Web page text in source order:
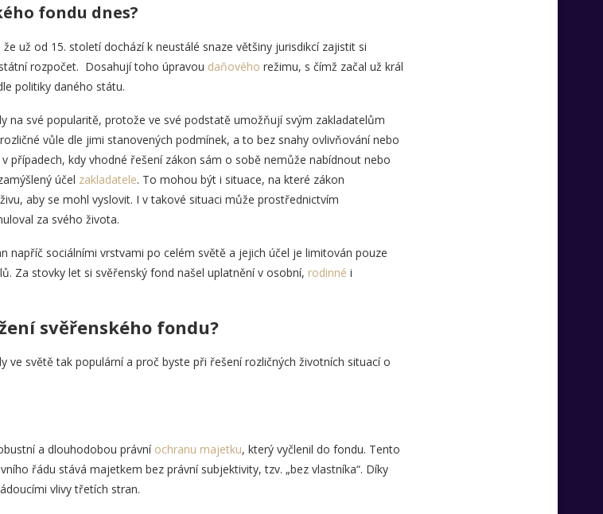
fondu dnes?
už od 15. století dochází k neustálé snaze většiny jurisdikcí zajistit si
rozpočet. Dosahují toho úpravou daňového režimu, s čímž začal už král
politiky daného státu.
na své popularitě, protože ve své podstatě umožňují svým zakladatelům
vůle dle jimi stanovených podmínek, a to bez snahy ovlivňování nebo
případech, kdy vhodné řešení zákon sám o sobě nemůže nabídnout nebo
účel zakladatele. To mohou být i situace, na které zákon
aby se mohl vyslovit. I v takové situaci může prostřednictvím
za svého života.
napříč sociálními vrstvami po celém světě a jejich účel je limitován pouze
Za stovky let si svěřenský fond našel uplatnění v osobní, rodinné i
svěřenského fondu?
ve světě tak populární a proč byste při řešení rozličných životních situací o
a dlouhodobou právníochranu majetku, který vyčlenil do fondu. Tento
řádu stává majetkem bez právní subjektivity, tzv. „bez vlastníka“. Díky
vlivy třetích stran.